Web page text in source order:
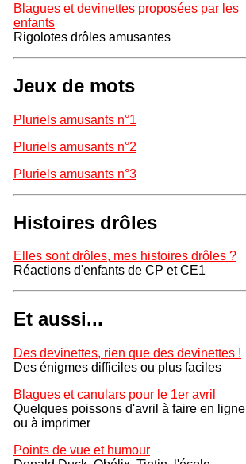
Blagues et devinettes proposées par les
enfants
Rigolotes drôles amusantes
Jeux de mots
Pluriels amusants n°1
Pluriels amusants n°2
Pluriels amusants n°3
Histoires drôles
Elles sont drôles, mes histoires drôles ?
Réactions d'enfants de CP et CE1
Et aussi...
Des devinettes, rien que des devinettes !
Des énigmes difficiles ou plus faciles
Blagues et canulars pour le 1er avril
Quelques poissons d'avril à faire en ligne
ou à imprimer
Points de vue et humour